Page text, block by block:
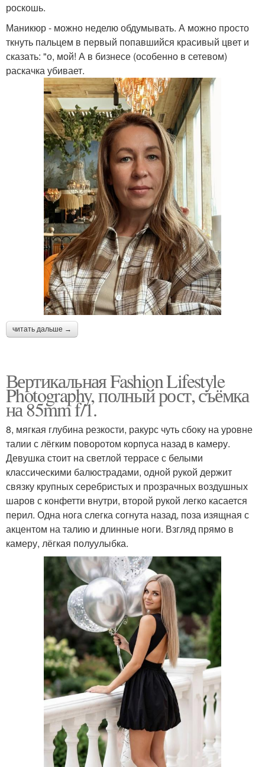
роскошь.
Маникюр - можно неделю обдумывать. А можно просто
ткнуть пальцем в первый попавшийся красивый цвет и
сказать: "о, мой! А в бизнесе (особенно в сетевом)
раскачка убивает.
читать дальше →
Вертикальная Fashion Lifestyle
Photography, полный рост, съёмка
на 85mm f/1.
8, мягкая глубина резкости, ракурс чуть сбоку на уровне
талии с лёгким поворотом корпуса назад в камеру.
Девушка стоит на светлой террасе с белыми
классическими балюстрадами, одной рукой держит
связку крупных серебристых и прозрачных воздушных
шаров с конфетти внутри, второй рукой легко касается
перил. Одна нога слегка согнута назад, поза изящная с
акцентом на талию и длинные ноги. Взгляд прямо в
камеру, лёгкая полуулыбка.